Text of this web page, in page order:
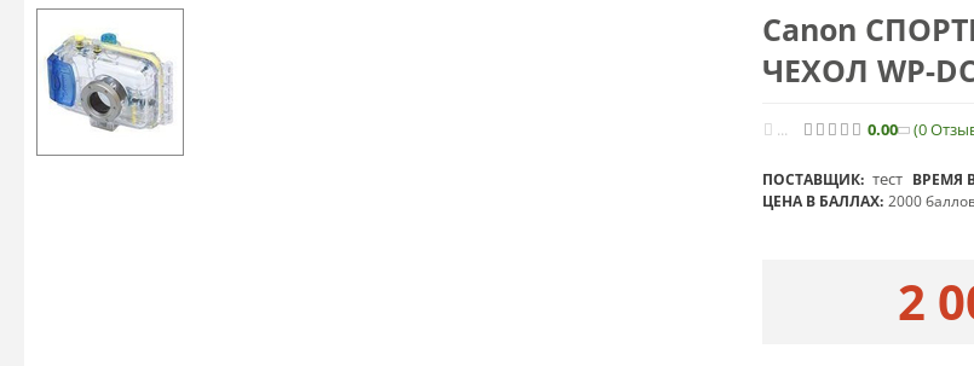
Canon
ЧЕХОЛ WP-
... 0.00 (0
ПОСТАВЩИК: тест ВРЕМЯ
ЦЕНА В БАЛЛАХ: 2000
2